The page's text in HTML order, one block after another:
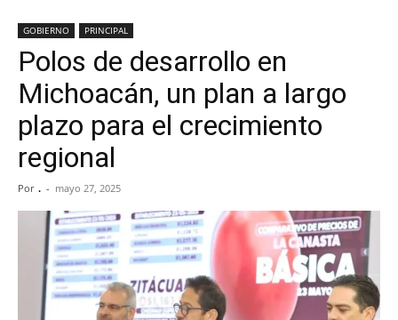
GOBIERNO PRINCIPAL
Polos de desarrollo en
Michoacán, un plan a largo
plazo para el crecimiento
regional
Por . - mayo 27, 2025